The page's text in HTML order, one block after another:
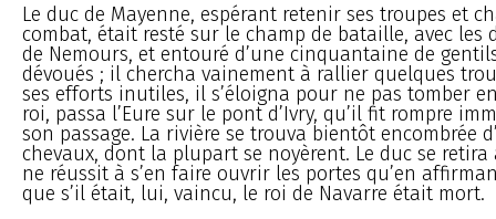
Le duc de Mayenne, espérant retenir ses troupes et
combat, était resté sur le champ de bataille, avec les
de Nemours, et entouré d’une cinquantaine de
dévoués ; il chercha vainement à rallier quelques
ses efforts inutiles, il s’éloigna pour ne pas tomber
roi, passa l’Eure sur le pont d’Ivry, qu’il fit rompre
son passage. La rivière se trouva bientôt encombrée
chevaux, dont la plupart se noyèrent. Le duc se
ne réussit à s’en faire ouvrir les portes qu’en
que s’il était, lui, vaincu, le roi de Navarre était mort.